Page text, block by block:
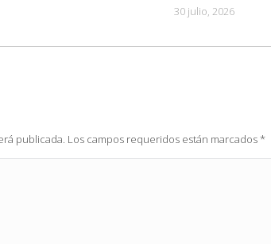
30 julio, 2026
publicada. Los campos requeridos están marcados*